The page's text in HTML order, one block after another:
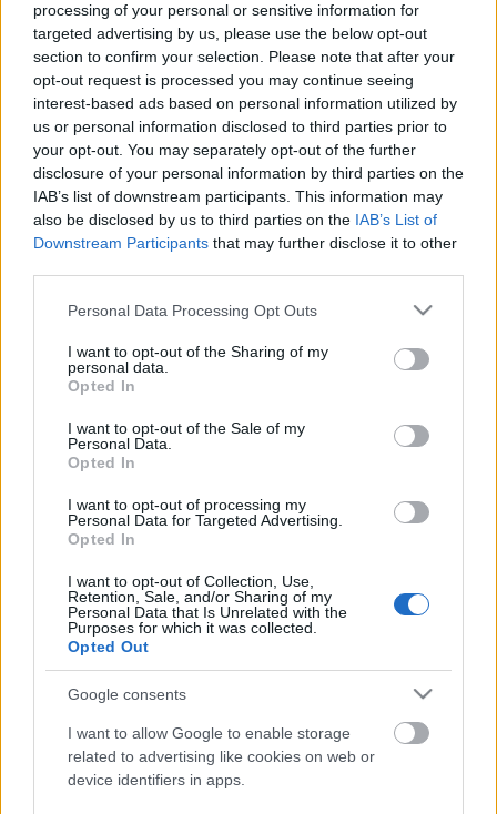
processing of your personal or sensitive information for
targeted advertising by us, please use the below opt-out
section to confirm your selection. Please note that after your
opt-out request is processed you may continue seeing
interest-based ads based on personal information utilized by
us or personal information disclosed to third parties prior to
your opt-out. You may separately opt-out of the further
disclosure of your personal information by third parties on the
IAB’s list of downstream participants. This information may
also be disclosed by us to third parties on the IAB’s List of
Downstream Participants that may further disclose it to other
Please note that this website/app uses one or more Google
not limited to your visit or usage behaviour. You may click to
grant or deny consent to Google and its third-party tags to
use your data for below specified purposes in below Google
consent section.
Personal Data Processing Opt Outs
I want to opt-out of the Sharing of my
personal data.
Opted In
I want to opt-out of the Sale of my
Personal Data.
Opted In
I want to opt-out of processing my
Personal Data for Targeted Advertising.
Opted In
I want to opt-out of Collection, Use,
Retention, Sale, and/or Sharing of my
Personal Data that Is Unrelated with the
Purposes for which it was collected.
Opted Out
Google consents
I want to allow Google to enable storage
related to advertising like cookies on web or
device identifiers in apps.
LEGFRISSEBB
Országos hírek
KECSKEMÉTEN IS SZAKIRÁNYÚ
TOVÁBBKÉPZÉSEKKEL ERŐSÍT A GÁL FERENC
EGYETEM
Országos hírek
A LAKOSSÁGRA IS FONTOS SZEREP HÁRUL A
Országos hírek
TÚLFOGYASZTÁS NAPJA - JÚLIUS 30-RA
ÉVRE ELEGENDŐ ERŐFORRÁSAIT
Helyi hírek gyümölcs
Beindult az őszibarackszezon,
HIRDETÉS